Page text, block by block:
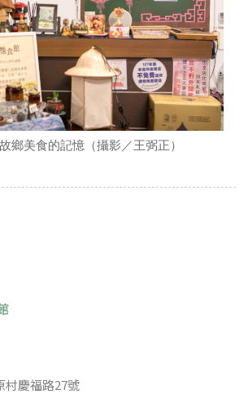
鄉美食的記憶（攝影／王弼正）
村慶福路27號